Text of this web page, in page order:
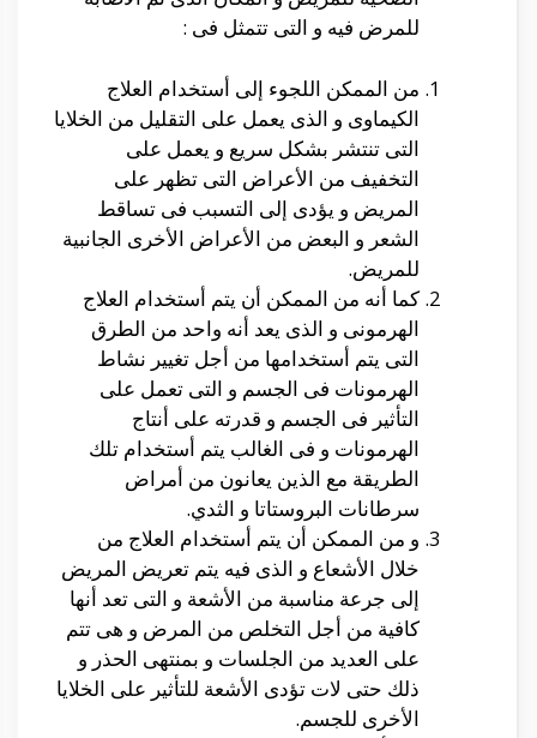
للمرض فيه و التى تتمثل فى :
من الممكن اللجوء إلى أستخدام العلاج
الكيماوى و الذى يعمل على التقليل من الخلايا
التى تنتشر بشكل سريع و يعمل على
التخفيف من الأعراض التى تظهر على
المريض و يؤدى إلى التسبب فى تساقط
الشعر و البعض من الأعراض الأخرى الجانبية
للمريض.
كما أنه من الممكن أن يتم أستخدام العلاج
الهرمونى و الذى يعد أنه واحد من الطرق
التى يتم أستخدامها من أجل تغيير نشاط
الهرمونات فى الجسم و التى تعمل على
التأثير فى الجسم و قدرته على أنتاج
الهرمونات و فى الغالب يتم أستخدام تلك
الطريقة مع الذين يعانون من أمراض
سرطانات البروستاتا و الثدي.
و من الممكن أن يتم أستخدام العلاج من
خلال الأشعاع و الذى فيه يتم تعريض المريض
إلى جرعة مناسبة من الأشعة و التى تعد أنها
كافية من أجل التخلص من المرض و هى تتم
على العديد من الجلسات و بمنتهى الحذر و
ذلك حتى لات تؤدى الأشعة للتأثير على الخلايا
الأخرى للجسم.